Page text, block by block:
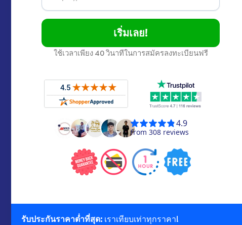
เริ่มเลย!
ใช้เวลาเพียง 40 วินาทีในการสมัครลงทะเบียนฟรี
รับประกันราคาต่ำที่สุด: เราเทียบเท่าทุกราคา!